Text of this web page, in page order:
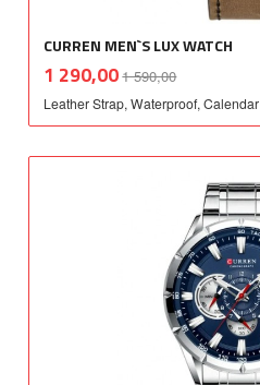
CURREN MEN`S LUX WATCH
Tilbud
1 290,001 590,00mva.
Leather Strap, Waterproof, Calendar